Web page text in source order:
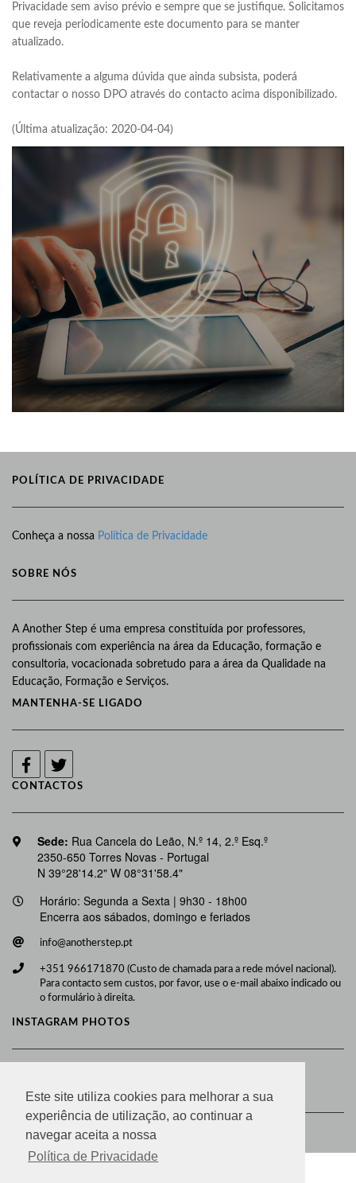
Este site utiliza cookies para melhorar a sua
experiência de utilização, ao continuar a
navegar aceita a nossa
Política de Privacidade
Privacidade sem aviso prévio e sempre que se justifique. Solicitamos
que reveja periodicamente este documento para se manter
atualizado.
Relativamente a alguma dúvida que ainda subsista, poderá
contactar o nosso DPO através do contacto acima disponibilizado.
(Última atualização: 2020-04-04)
POLÍTICA DE PRIVACIDADE
Conheça a nossa Política de Privacidade
SOBRE NÓS
A Another Step é uma empresa constituída por professores,
profissionais com experiência na área da Educação, formação e
consultoria, vocacionada sobretudo para a área da Qualidade na
Educação, Formação e Serviços.
MANTENHA-SE LIGADO
CONTACTOS
Sede: Rua Cancela do Leão, N.º 14, 2.º Esq.º
2350-650 Torres Novas - Portugal
N 39°28'14.2" W 08°31'58.4"
Horário: Segunda a Sexta | 9h30 - 18h00
Encerra aos sábados, domingo e feriados
info@anotherstep.pt
+351 966171870 (Custo de chamada para a rede móvel nacional).
Para contacto sem custos, por favor, use o e-mail abaixo indicado ou
o formulário à direita.
INSTAGRAM PHOTOS
© COPYRIGHT AnotherStep